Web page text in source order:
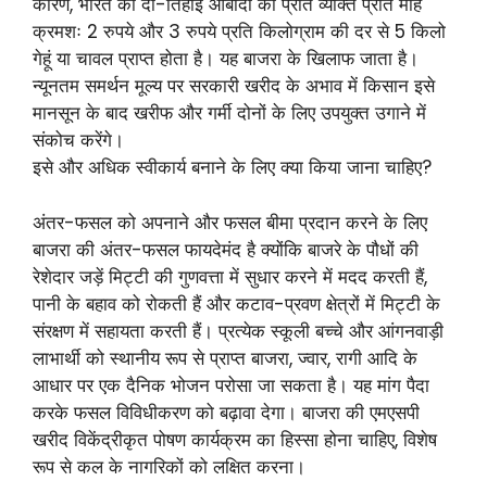
क्रमशः 2 रुपये और 3 रुपये प्रति किलोग्राम की दर से 5 किलो
गेहूं या चावल प्राप्त होता है। यह बाजरा के खिलाफ जाता है।
न्यूनतम समर्थन मूल्य पर सरकारी खरीद के अभाव में किसान इसे
मानसून के बाद खरीफ और गर्मी दोनों के लिए उपयुक्त उगाने में
संकोच करेंगे।
इसे और अधिक स्वीकार्य बनाने के लिए क्या किया जाना चाहिए?
अंतर-फसल को अपनाने और फसल बीमा प्रदान करने के लिए
बाजरा की अंतर-फसल फायदेमंद है क्योंकि बाजरे के पौधों की
रेशेदार जड़ें मिट्टी की गुणवत्ता में सुधार करने में मदद करती हैं,
पानी के बहाव को रोकती हैं और कटाव-प्रवण क्षेत्रों में मिट्टी के
संरक्षण में सहायता करती हैं। प्रत्येक स्कूली बच्चे और आंगनवाड़ी
लाभार्थी को स्थानीय रूप से प्राप्त बाजरा, ज्वार, रागी आदि के
आधार पर एक दैनिक भोजन परोसा जा सकता है। यह मांग पैदा
करके फसल विविधीकरण को बढ़ावा देगा। बाजरा की एमएसपी
खरीद विकेंद्रीकृत पोषण कार्यक्रम का हिस्सा होना चाहिए, विशेष
रूप से कल के नागरिकों को लक्षित करना।